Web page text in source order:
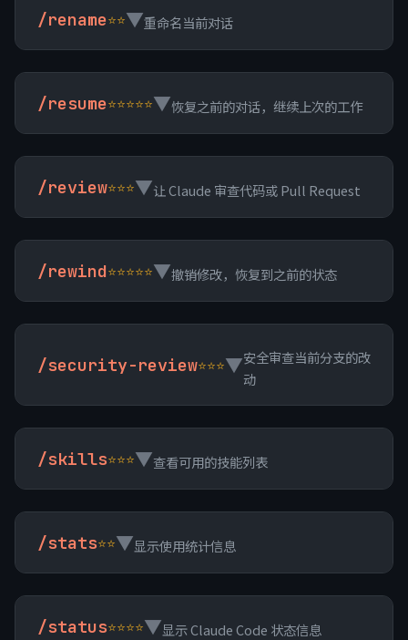
/rename 重命名当前对话
⭐⭐▼
/resume 恢复之前的对话，继续上次的工作
⭐⭐⭐⭐⭐▼
/review 让 Claude 审查代码或 Pull Request
⭐⭐⭐▼
/rewind 撤销修改，恢复到之前的状态
⭐⭐⭐⭐⭐▼
/security-review
安全审查当前分支的改
动
⭐⭐⭐▼
/skills 查看可用的技能列表
⭐⭐⭐▼
/stats 显示使用统计信息
⭐⭐▼
/status 显示 Claude Code 状态信息
⭐⭐⭐⭐▼